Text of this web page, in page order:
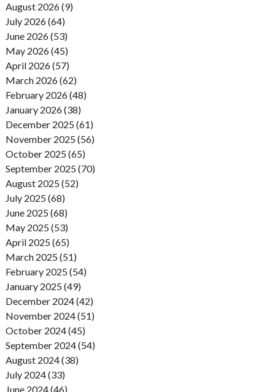
August 2026 (9)
July 2026 (64)
June 2026 (53)
May 2026 (45)
April 2026 (57)
March 2026 (62)
February 2026 (48)
January 2026 (38)
December 2025 (61)
November 2025 (56)
October 2025 (65)
September 2025 (70)
August 2025 (52)
July 2025 (68)
June 2025 (68)
May 2025 (53)
April 2025 (65)
March 2025 (51)
February 2025 (54)
January 2025 (49)
December 2024 (42)
November 2024 (51)
October 2024 (45)
September 2024 (54)
August 2024 (38)
July 2024 (33)
June 2024 (46)